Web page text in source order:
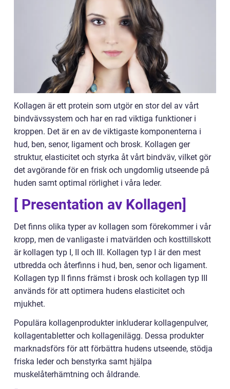
Kollagen är ett protein som utgör en stor del av vårt
bindvävssystem och har en rad viktiga funktioner i
kroppen. Det är en av de viktigaste komponenterna i
hud, ben, senor, ligament och brosk. Kollagen ger
struktur, elasticitet och styrka åt vårt bindväv, vilket gör
det avgörande för en frisk och ungdomlig utseende på
huden samt optimal rörlighet i våra leder.
[ Presentation av Kollagen]
Det finns olika typer av kollagen som förekommer i vår
kropp, men de vanligaste i matvärlden och kosttillskott
är kollagen typ I, II och III. Kollagen typ I är den mest
utbredda och återfinns i hud, ben, senor och ligament.
Kollagen typ II finns främst i brosk och kollagen typ III
används för att optimera hudens elasticitet och
mjukhet.
Populära kollagenprodukter inkluderar kollagenpulver,
kollagentabletter och kollagenilägg. Dessa produkter
marknadsförs för att förbättra hudens utseende, stödja
friska leder och benstyrka samt hjälpa
muskelåterhämtning och åldrande.